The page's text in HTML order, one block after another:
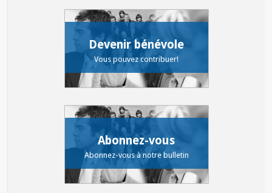
Devenir bénévole
Vous pouvez contribuer!
Abonnez-vous
Abonnez-vous à notre bulletin